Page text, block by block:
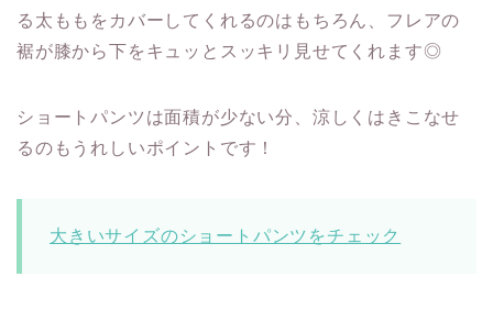
る太ももをカバーしてくれるのはもちろん、フレアの
裾が膝から下をキュッとスッキリ見せてくれます◎
ショートパンツは面積が少ない分、涼しくはきこなせ
るのもうれしいポイントです！
大きいサイズのショートパンツをチェック